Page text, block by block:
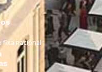
fixa nacional